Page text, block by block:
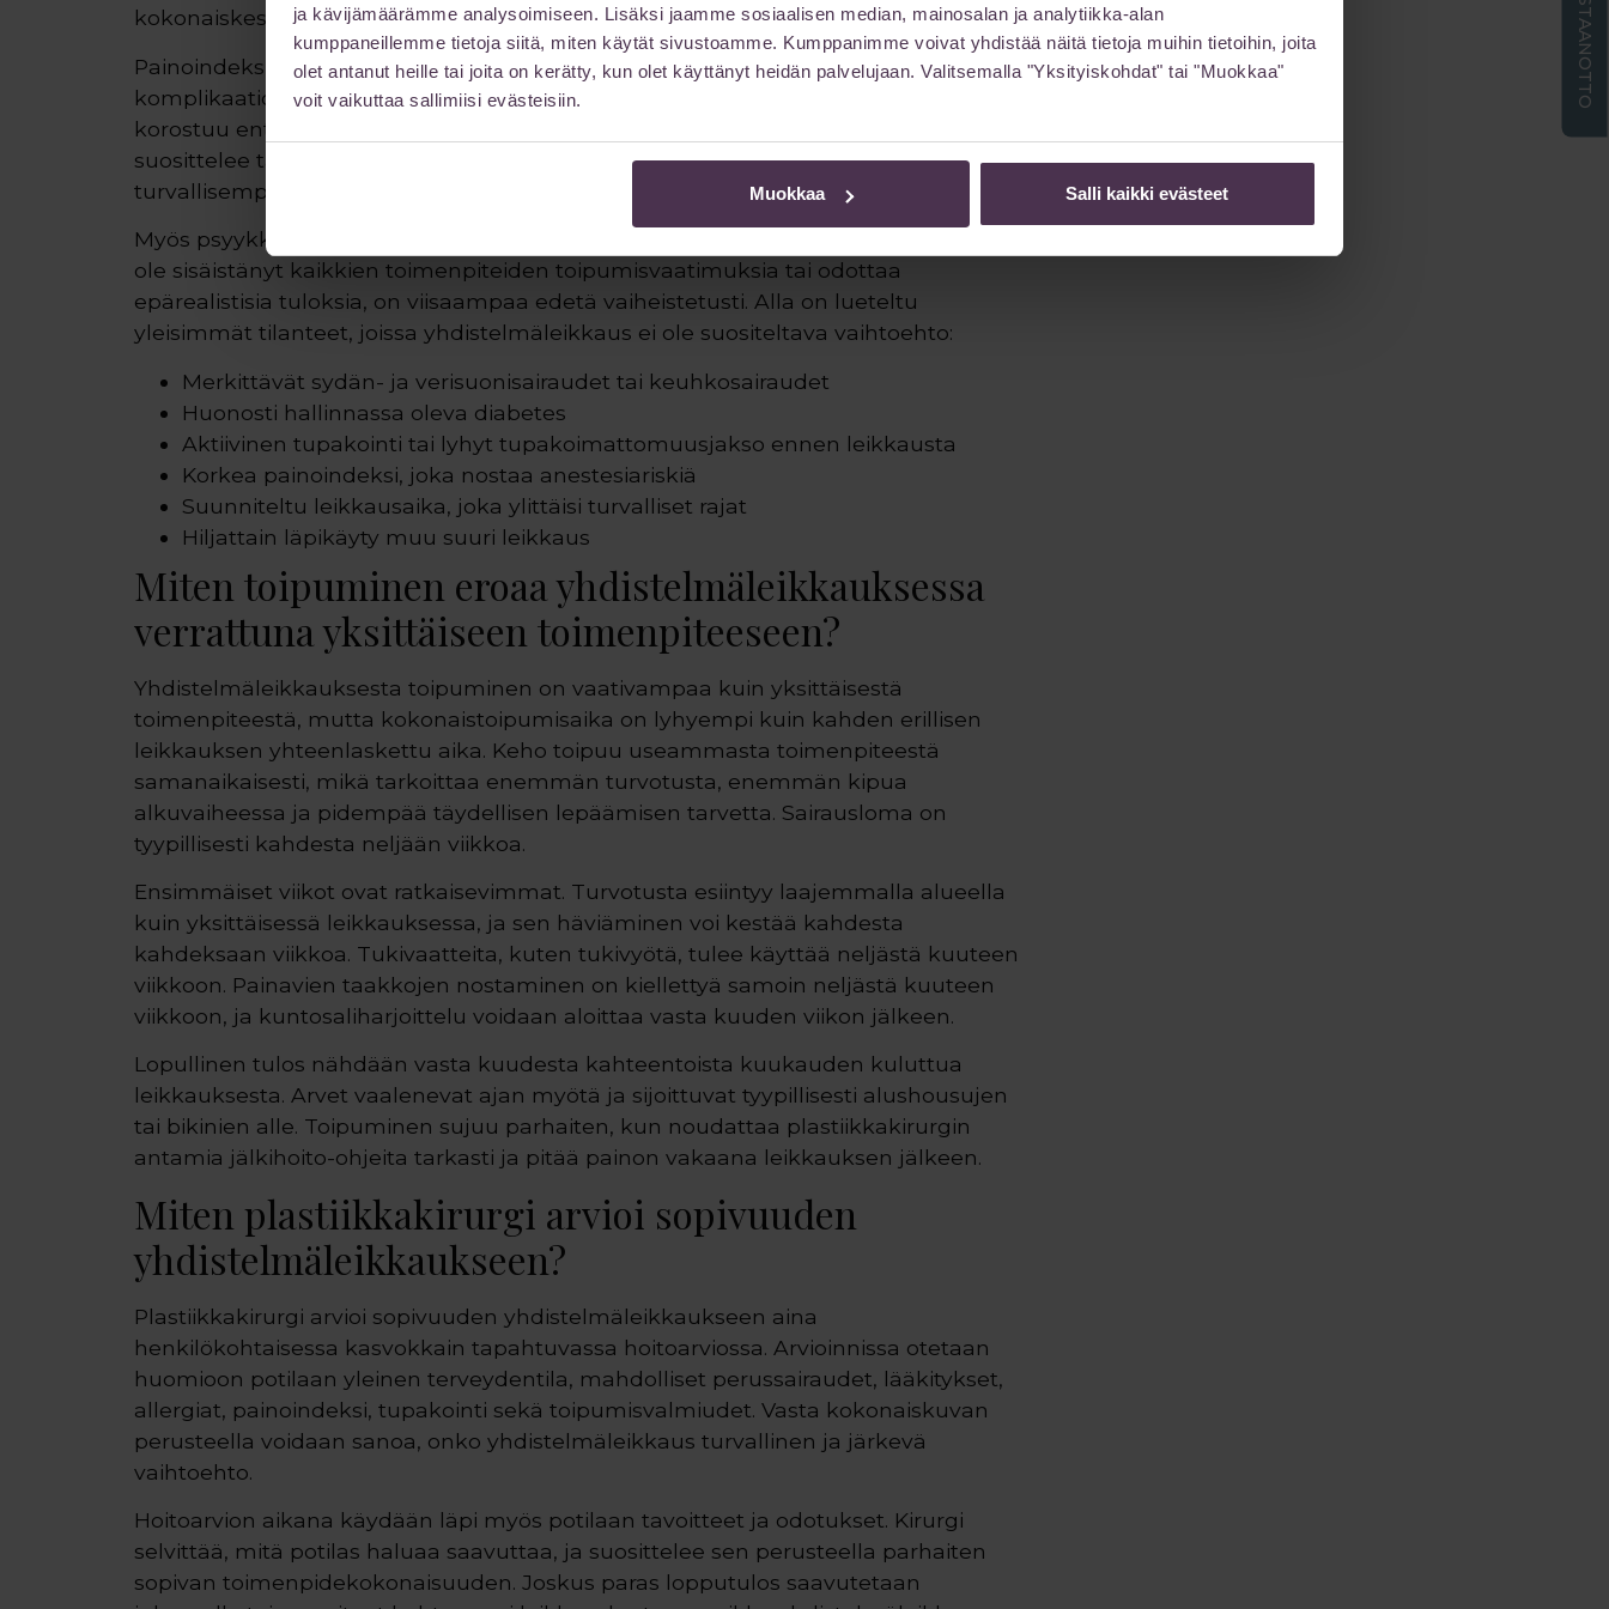
ja kävijämäärämme analysoimiseen. Lisäksi jaamme sosiaalisen median, mainosalan ja analytiikka-alan
kumppaneillemme tietoja siitä, miten käytät sivustoamme. Kumppanimme voivat yhdistää näitä tietoja muihin tietoihin, joita
olet antanut heille tai joita on kerätty, kun olet käyttänyt heidän palvelujaan. Valitsemalla "Yksityiskohdat" tai "Muokkaa"
voit vaikuttaa sallimiisi evästeisiin.
Muokkaa Salli kaikki evästeet
kokonaiskesto vaikuttaa: liian pitkä leikkaus lisää komplikaatioriskiä.
Painoindeksi on yksi keskeinen tekijä. Merkittävä ylipaino nostaa
komplikaatioriskiä leikkauksessa yleisesti, ja yhdistelmäleikkauksessa tämä riski
korostuu entisestään. Plastiikkakirurgi arvioi aina potilaan kokonaistilanteen ja
suosittelee tarvittaessa toimenpiteiden jakamista eri leikkauskerroille, jos se on
turvallisempaa.
Myös psyykkinen valmius ja realistiset odotukset ovat osa arviointia. Jos potilas ei
ole sisäistänyt kaikkien toimenpiteiden toipumisvaatimuksia tai odottaa
epärealistisia tuloksia, on viisaampaa edetä vaiheistetusti. Alla on lueteltu
yleisimmät tilanteet, joissa yhdistelmäleikkaus ei ole suositeltava vaihtoehto:
Merkittävät sydän- ja verisuonisairaudet tai keuhkosairaudet
Huonosti hallinnassa oleva diabetes
Aktiivinen tupakointi tai lyhyt tupakoimattomuusjakso ennen leikkausta
Korkea painoindeksi, joka nostaa anestesiariskiä
Suunniteltu leikkausaika, joka ylittäisi turvalliset rajat
Hiljattain läpikäyty muu suuri leikkaus
Miten toipuminen eroaa yhdistelmäleikkauksessa
verrattuna yksittäiseen toimenpiteeseen?
Yhdistelmäleikkauksesta toipuminen on vaativampaa kuin yksittäisestä
toimenpiteestä, mutta kokonaistoipumisaika on lyhyempi kuin kahden erillisen
leikkauksen yhteenlaskettu aika. Keho toipuu useammasta toimenpiteestä
samanaikaisesti, mikä tarkoittaa enemmän turvotusta, enemmän kipua
alkuvaiheessa ja pidempää täydellisen lepäämisen tarvetta. Sairausloma on
tyypillisesti kahdesta neljään viikkoa.
Ensimmäiset viikot ovat ratkaisevimmat. Turvotusta esiintyy laajemmalla alueella
kuin yksittäisessä leikkauksessa, ja sen häviäminen voi kestää kahdesta
kahdeksaan viikkoa. Tukivaatteita, kuten tukivyötä, tulee käyttää neljästä kuuteen
viikkoon. Painavien taakkojen nostaminen on kiellettyä samoin neljästä kuuteen
viikkoon, ja kuntosaliharjoittelu voidaan aloittaa vasta kuuden viikon jälkeen.
Lopullinen tulos nähdään vasta kuudesta kahteentoista kuukauden kuluttua
leikkauksesta. Arvet vaalenevat ajan myötä ja sijoittuvat tyypillisesti alushousujen
tai bikinien alle. Toipuminen sujuu parhaiten, kun noudattaa plastiikkakirurgin
antamia jälkihoito-ohjeita tarkasti ja pitää painon vakaana leikkauksen jälkeen.
Miten plastiikkakirurgi arvioi sopivuuden
yhdistelmäleikkaukseen?
Plastiikkakirurgi arvioi sopivuuden yhdistelmäleikkaukseen aina
henkilökohtaisessa kasvokkain tapahtuvassa hoitoarviossa. Arvioinnissa otetaan
huomioon potilaan yleinen terveydentila, mahdolliset perussairaudet, lääkitykset,
allergiat, painoindeksi, tupakointi sekä toipumisvalmiudet. Vasta kokonaiskuvan
perusteella voidaan sanoa, onko yhdistelmäleikkaus turvallinen ja järkevä
vaihtoehto.
Hoitoarvion aikana käydään läpi myös potilaan tavoitteet ja odotukset. Kirurgi
selvittää, mitä potilas haluaa saavuttaa, ja suosittelee sen perusteella parhaiten
sopivan toimenpidekokonaisuuden. Joskus paras lopputulos saavutetaan